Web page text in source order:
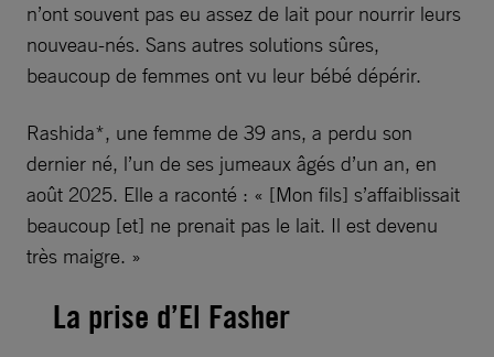
n’ont souvent pas eu assez de lait pour nourrir leurs
nouveau-nés. Sans autres solutions sûres,
beaucoup de femmes ont vu leur bébé dépérir.
Rashida*, une femme de 39 ans, a perdu son
dernier né, l’un de ses jumeaux âgés d’un an, en
août 2025. Elle a raconté : « [Mon fils] s’affaiblissait
beaucoup [et] ne prenait pas le lait. Il est devenu
très maigre. »
La prise d’El Fasher